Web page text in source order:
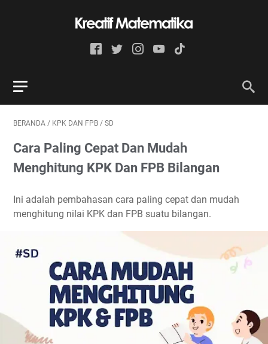
BERANDA / KPK DAN FPB / SD
Cara Paling Cepat Dan Mudah
Menghitung KPK Dan FPB Bilangan
Ini adalah pembahasan cara paling cepat dan mudah
menghitung nilai KPK dan FPB suatu bilangan.